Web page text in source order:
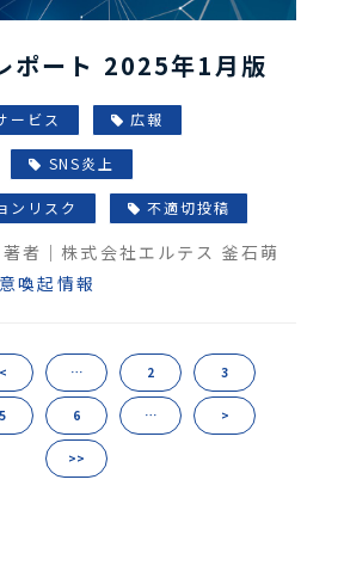
ポート 2025年1月版
ービス 広報
SNS炎上
ンリスク 不適切投稿
著者｜株式会社エルテス 釜石萌
喚起情報
< … 2 3
5 6 … >
>>